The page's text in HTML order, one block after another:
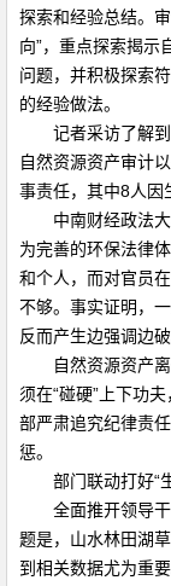
探索和经验总结。
向”，重点探索揭示
问题，并积极探索
的经验做法。
记者采访了解到
自然资源资产审计
事责任，其中8人因
中南财经政法大
为完善的环保法律
和个人，而对官员
不够。事实证明，
反而产生边强调边破
自然资源资产离
须在“碰硬”上下功
部严肃追究纪律责
惩。
部门联动打好“生
全面推开领导干
题是，山水林田湖
到相关数据尤为重